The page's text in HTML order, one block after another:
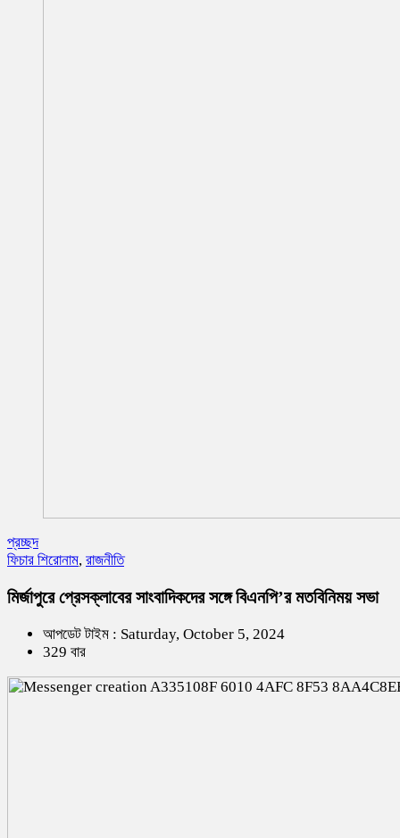
প্রচ্ছদ
ফিচার শিরোনাম, রাজনীতি
মির্জাপুরে প্রেসক্লাবের সাংবাদিকদের সঙ্গে বিএনপি’র মতবিনিময় সভা
আপডেট টাইম : Saturday, October 5, 2024
329 বার